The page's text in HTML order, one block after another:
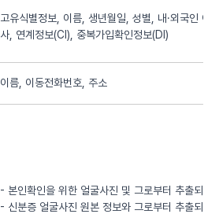
고유식별정보, 이름, 생년월일, 성별, 내·외국인
사, 연계정보(CI), 중복가입확인정보(DI)
이름, 이동전화번호, 주소
- 본인확인을 위한 얼굴사진 및 그로부터 추출되어
- 신분증 얼굴사진 원본 정보와 그로부터 추출되어